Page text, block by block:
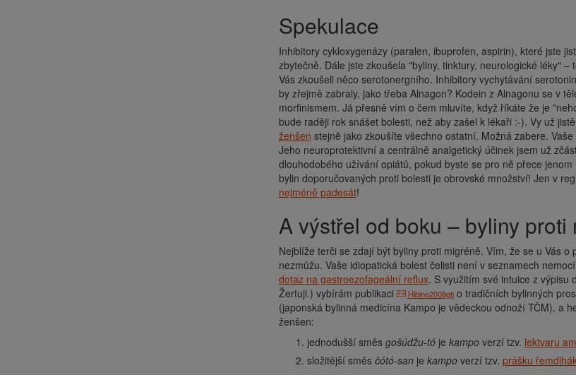
Spekulace
Inhibitory cykloxygenázy (paralen, ibuprofen, aspirin), které jste
zbytečně. Dále jste zkoušela "byliny, tinktury, neurologické léky"
Vás zkoušeli něco serotonergního. Inhibitory vychytávání
by zřejmě zabraly, jako třeba Alnagon? Kodein z Alnagonu se v
morfinismem. Já přesně vím o čem mluvíte, když říkáte že je
bude raději rok snášet bolesti, než aby zašel k lékaři :-). Vy už
ženšen stejně jako zkoušíte všechno ostatní. Možná zabere.
Jeho neuroprotektivní a centrálně analgetický účinek jsem už
dlouhodobého užívání opiátů, pokud byste se pro ně přece
bylin doporučovaných proti bolesti je obrovské množství! Jen v
nejméně padesát!
A výstřel od boku – byliny
Nejblíže terči se zdají být byliny proti migréně. Vím, že se u Vás
nezmůžu. Vaše idiopatická bolest čelisti není v seznamech
dotaz na gastroezofageální reflux. S využitím své intuice z výpisu
Žertuji.) vybírám publikaci
Hibino2008gtjo tradičních bylinných
(japonská bylinná medicína Kampo je vědeckou odnoží TČM), a
ženšen:
jednodušší směs gošúdžu-tóje kampoverzí tzv. lektvaru
složitější směs čótó-sanje kampoverzí tzv. prášku